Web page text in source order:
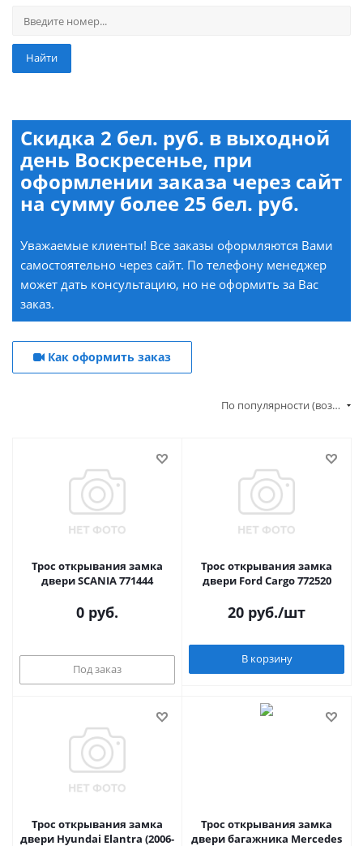
Найти
Скидка 2 бел. руб. в выходной
день Воскресенье, при
оформлении заказа через сайт
на сумму более 25 бел. руб.
Уважаемые клиенты! Все заказы оформляются Вами
самостоятельно через сайт. По телефону менеджер
может дать консультацию, но не оформить за Вас
заказ.
Как оформить заказ
По популярности (возрастание)
Трос открывания замка
двери SCANIA 771444
0 руб.
Под заказ
Трос открывания замка
двери Ford Cargo 772520
20 руб./шт
В корзину
Трос открывания замка
двери Hyundai Elantra (2006-
Трос открывания замка
двери багажника Mercedes